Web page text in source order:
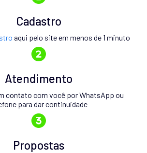
Cadastro
aqui pelo site em menos de 1 minuto
Atendimento
contato com você por WhatsApp ou
para dar continuidade
Propostas